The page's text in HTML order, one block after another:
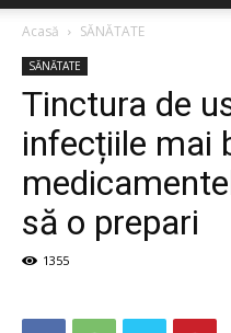
Acasă SĂNĂTATE
SĂNĂTATE
Tinctura de
infecțiile mai
să o prepari
1355